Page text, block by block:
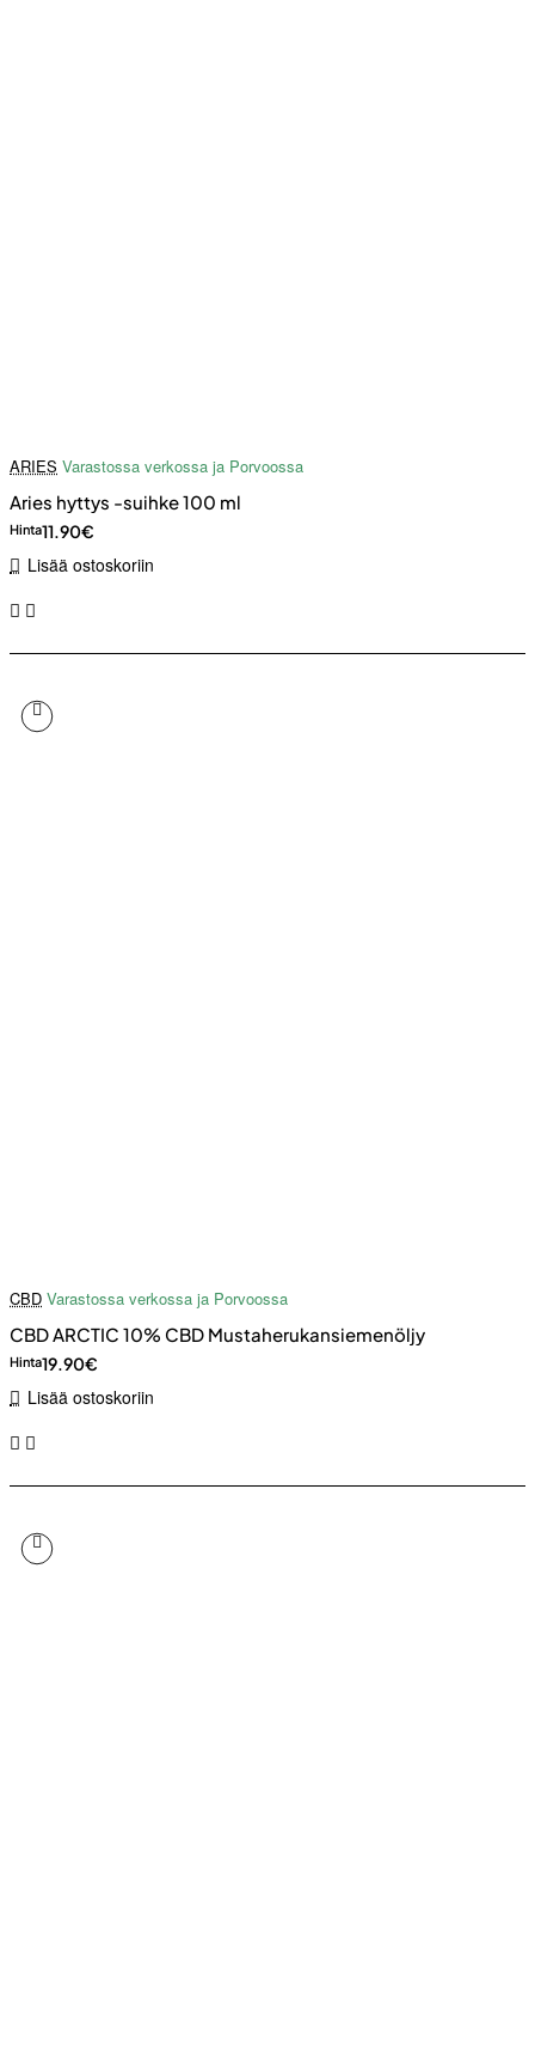
ARIES Varastossa verkossa ja Porvoossa
Aries hyttys -suihke 100 ml
Hinta11.90€
Lisää ostoskoriin
CBD Varastossa verkossa ja Porvoossa
CBD ARCTIC 10% CBD Mustaherukansiemenöljy
Hinta19.90€
Lisää ostoskoriin